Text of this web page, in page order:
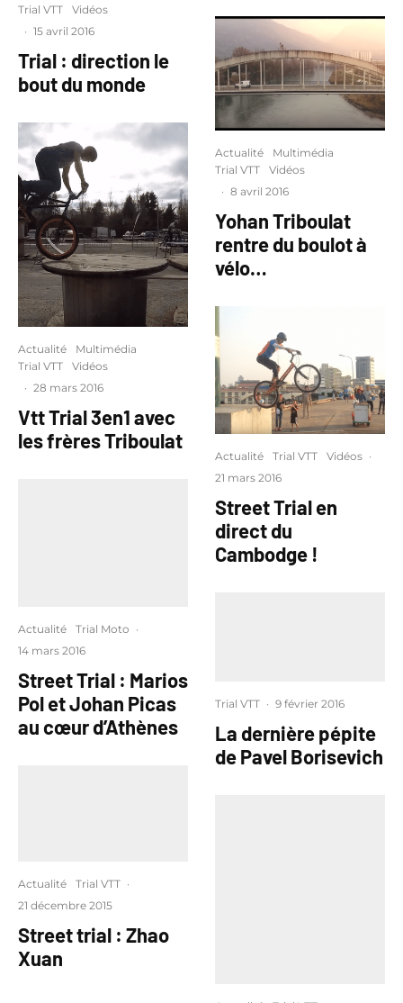
Trial VTT
Vidéos
· 15 avril 2016
Trial : direction le
bout du monde
Actualité
Multimédia
Trial VTT
Vidéos
· 28 mars 2016
Vtt Trial 3en1 avec
les frères Triboulat
Actualité Trial Moto ·
14 mars 2016
Street Trial : Marios
Pol et Johan Picas
au cœur d’Athènes
Actualité Trial VTT ·
21 décembre 2015
Street trial : Zhao
Xuan
Actualité
Multimédia
Trial VTT
Vidéos
· 8 avril 2016
Yohan Triboulat
rentre du boulot à
vélo…
Actualité Trial VTT Vidéos ·
21 mars 2016
Street Trial en
direct du
Cambodge !
Trial VTT · 9 février 2016
La dernière pépite
de Pavel Borisevich